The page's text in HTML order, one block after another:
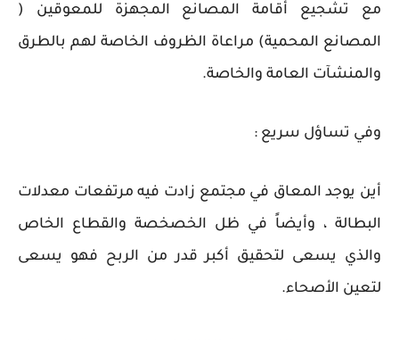
مع تشجيع أقامة المصانع المجهزة للمعوقين (
المصانع المحمية) مراعاة الظروف الخاصة لهم بالطرق
والمنشآت العامة والخاصة.
وفي تساؤل سريع :
أين يوجد المعاق في مجتمع زادت فيه مرتفعات معدلات
البطالة ، وأيضاً في ظل الخصخصة والقطاع الخاص
والذي يسعى لتحقيق أكبر قدر من الربح فهو يسعى
لتعين الأصحاء.